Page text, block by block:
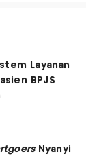
Layanan
BPJS
Nyanyi